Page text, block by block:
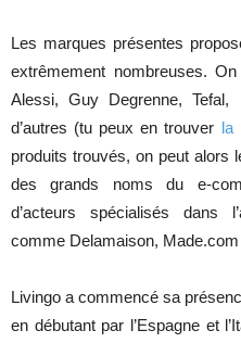
Les marques présentes
extrêmement nombreuses.
Alessi, Guy Degrenne,
d’autres (tu peux en trouver la
produits trouvés, on peut alors
des grands noms du e-
d’acteurs spécialisés dans
comme Delamaison,
Livingo a commencé sa
en débutant par l’Espagne et